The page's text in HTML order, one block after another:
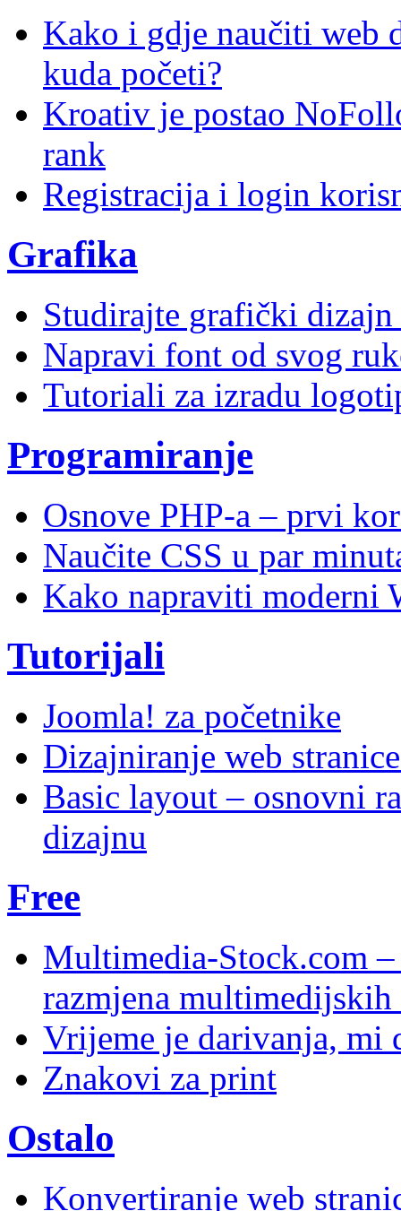
Kako i gdje naučiti web
kuda početi?
Kroativ je postao
rank
Registracija i login
Grafika
Studirajte grafički dizajn
Napravi font od svog
Tutoriali za izradu
Programiranje
Osnove PHP-a – prvi
Naučite CSS u par
Kako napraviti moderni
Tutorijali
Joomla! za početnike
Dizajniranje web
Basic layout – osnovni
dizajnu
Free
Multimedia-Stock.com –
razmjena multimedijskih
Vrijeme je darivanja, mi
Znakovi za print
Ostalo
Konvertiranje web